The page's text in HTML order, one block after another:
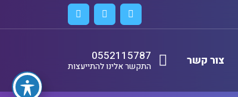
צור קשר 0552115787
התקשר אלינו להתייעצות